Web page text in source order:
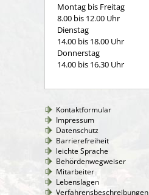
Montag bis Freitag
8.00 bis 12.00 Uhr
Dienstag
14.00 bis 18.00 Uhr
Donnerstag
14.00 bis 16.30 Uhr
Kontaktformular
Impressum
Datenschutz
Barrierefreiheit
leichte Sprache
Behördenwegweiser
Mitarbeiter
Lebenslagen
Verfahrensbeschreibungen